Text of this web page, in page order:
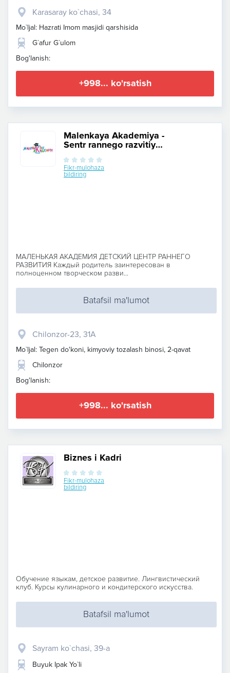
Karasaray ko`chasi, 34
Mo`ljal: Hazrati Imom masjidi qarshisida
G`afur G`ulom
Bog'lanish:
+998... ko'rsatish
Malenkaya Akademiya -
Sentr rannego razvitiya i
obrazovaniya detey
Fikr-mulohaza
bildiring
МАЛЕНЬКАЯ АКАДЕМИЯ ДЕТСКИЙ ЦЕНТР РАННЕГО
РАЗВИТИЯ Каждый родитель заинтересован в
полноценном творческом разви...
Batafsil ma'lumot
Chilonzor-23, 31A
Mo`ljal: Tegen do'koni, kimyoviy tozalash binosi, 2-qavat
Chilonzor
Bog'lanish:
+998... ko'rsatish
Biznes i Kadri
Fikr-mulohaza
bildiring
Обучение языкам, детское развитие. Лингвистический
клуб. Курсы кулинарного и кондитерского искусства.
Batafsil ma'lumot
Sayram ko`chasi, 39-a
Buyuk Ipak Yo`li